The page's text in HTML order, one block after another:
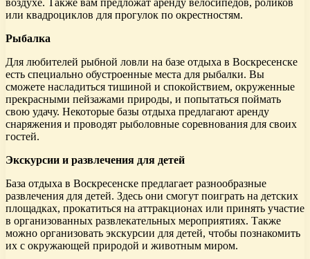
или квадроциклов для прогулок по окрестностям.
Рыбалка
Для любителей рыбной ловли на базе отдыха в Воскресенске
есть специально обустроенные места для рыбалки. Вы
сможете насладиться тишиной и спокойствием, окруженные
прекрасными пейзажами природы, и попытаться поймать
свою удачу. Некоторые базы отдыха предлагают аренду
снаряжения и проводят рыболовные соревнования для своих
гостей.
Экскурсии и развлечения для детей
База отдыха в Воскресенске предлагает разнообразные
развлечения для детей. Здесь они смогут поиграть на детских
площадках, прокатиться на аттракционах или принять участие
в организованных развлекательных мероприятиях. Также
можно организовать экскурсии для детей, чтобы познакомить
их с окружающей природой и животным миром.